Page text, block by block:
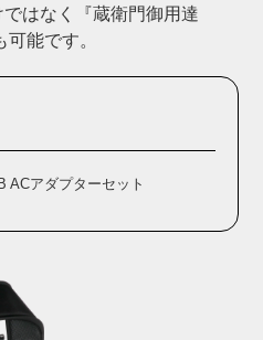
はなく『蔵衛門御用達
能です。
ACアダプターセット